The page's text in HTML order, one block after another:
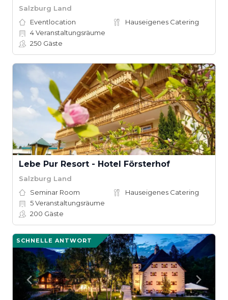
Salzburg Land
Eventlocation
Hauseigenes Catering
4Veranstaltungsräume
250 Gäste
Lebe Pur Resort - Hotel Försterhof
Salzburg Land
Seminar Room
Hauseigenes Catering
5Veranstaltungsräume
200 Gäste
SCHNELLE ANTWORT